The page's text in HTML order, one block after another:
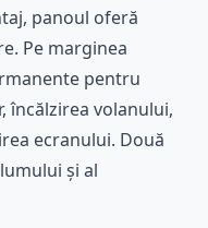
panoul oferă
Pe marginea
pentru
încălzirea volanului,
ecranului. Două
și al